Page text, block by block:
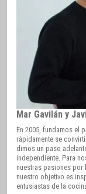
Mar Gavilán y
En 2005, fundamos el
rápidamente se
dimos un paso
independiente. Para
nuestras pasiones por
nuestro objetivo es
entusiastas de la